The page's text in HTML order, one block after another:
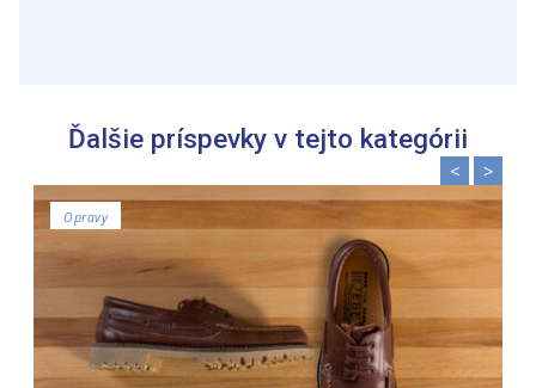
Ďalšie príspevky v tejto kategórii
Opravy
< >